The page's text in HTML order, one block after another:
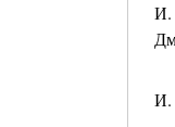
И.
И.